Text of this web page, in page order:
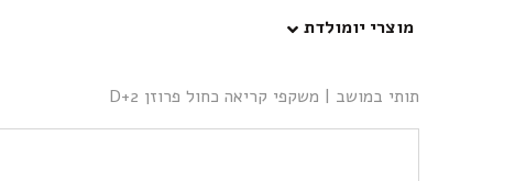
מוצרי יומולדת
תותי במושב | משקפי קריאה כחול פרוזן 2+D